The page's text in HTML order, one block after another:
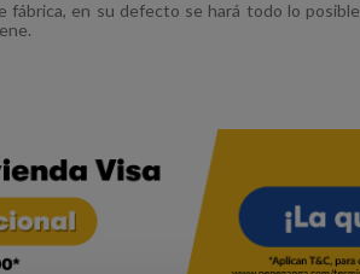
fábrica, en su defecto se hará todo lo posible